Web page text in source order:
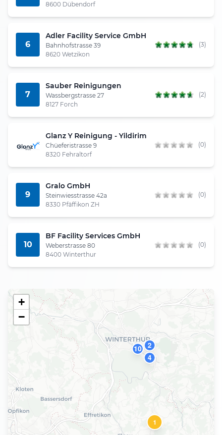
8600 Dübendorf
6
Adler Facility Service GmbH
Bahnhofstrasse 39
8620 Wetzikon
(3)
7
Sauber Reinigungen
Wassbergstrasse 27
8127 Forch
(2)
Glanz Y Reinigung - Yildirim
Chüeferistrasse 9
8320 Fehraltorf
(0)
9
Gralo GmbH
Steinwiesstrasse 42a
8330 Pfäffikon ZH
(0)
10
BF Facility Services GmbH
Weberstrasse 80
8400 Winterthur
(0)
1
2
4
10
+
−